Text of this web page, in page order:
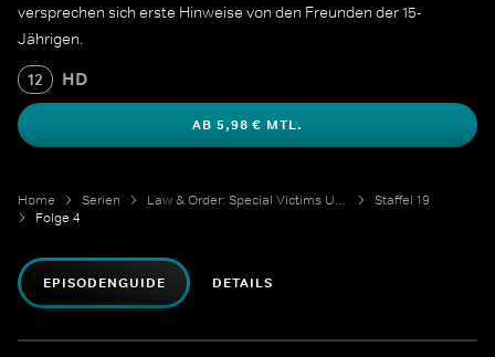
versprechen sich erste Hinweise von den Freunden der 15-
Jährigen.
12 HD
AB 5,98 € MTL.
Home Serien Law & Order: Special Victims Unit
Staffel 19
Folge 4
EPISODENGUIDE DETAILS